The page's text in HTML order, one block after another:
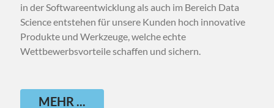
in der Softwareentwicklung als auch im Bereich Data
Science entstehen für unsere Kunden hoch innovative
Produkte und Werkzeuge, welche echte
Wettbewerbsvorteile schaffen und sichern.
MEHR ...